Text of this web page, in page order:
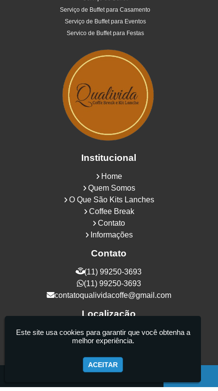
Serviço de Buffet para Casamento
Serviço de Buffet para Eventos
Servico de Buffet para Festas
Institucional
Home
Quem Somos
O Que São Kits Lanches
Coffee Break
Contato
Informações
Contato
(11) 99250-3693
(11) 99250-3693
contatoqualividacoffe@gmail.com
Localização
Rua Samurais, 27 - Vila Maria Alta - São
Paulo / SP - CEP: 02130-080
Este site usa cookies para garantir que você obtenha a
melhor experiência.
ACEITAR